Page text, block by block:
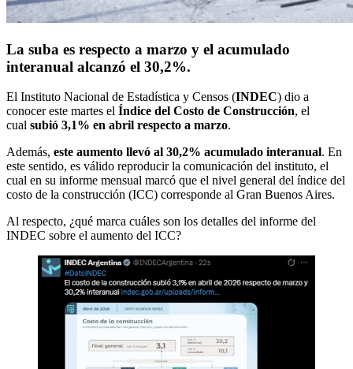
La suba es respecto a marzo y el acumulado
interanual alcanzó el 30,2%.
El Instituto Nacional de Estadística y Censos (INDEC) dio a
conocer este martes el Índice del Costo de Construcción, el
cual subió 3,1% en abril respecto a marzo.
Además, este aumento llevó al 30,2% acumulado interanual. En
este sentido, es válido reproducir la comunicación del instituto, el
cual en su informe mensual marcó que el nivel general del índice del
costo de la construcción (ICC) corresponde al Gran Buenos Aires.
Al respecto, ¿qué marca cuáles son los detalles del informe del
INDEC sobre el aumento del ICC?